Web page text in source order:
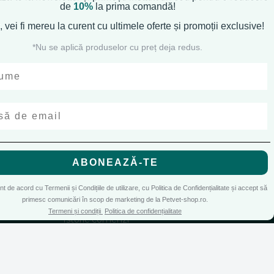
cookiessi cu
Accepta toate cookie-urile
Doar cookie-uri esentiale
CONT CLIENT
Contul meu
Inregistrare
Recuperare parola
Istoric comenzi
de 10%la prima comandă!
vei fi mereu la curent cu ultimele oferte și promoții exclusive!
*Nu se aplică produselor cu preț deja redus.
ABONEAZĂ-TE
de acord cu Termenii și Condițiile de utilizare, cu Politica de Confidențialitate și accept să
primesc comunicări în scop de marketing de la Petvet-shop.ro.
Termeni și condiții Politica de confidențialitate